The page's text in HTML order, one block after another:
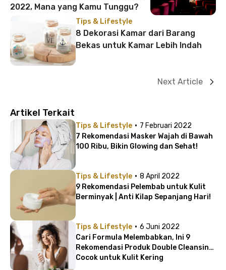
2022, Mana yang Kamu Tunggu?
Tips & Lifestyle
8 Dekorasi Kamar dari Barang
Bekas untuk Kamar Lebih Indah
Next Article
Artikel Terkait
Tips & Lifestyle · 7 Februari 2022
7 Rekomendasi Masker Wajah di Bawah
100 Ribu, Bikin Glowing dan Sehat!
Tips & Lifestyle · 8 April 2022
9 Rekomendasi Pelembab untuk Kulit
Berminyak | Anti Kilap Sepanjang Hari!
Tips & Lifestyle · 6 Juni 2022
Cari Formula Melembabkan, Ini 9
Rekomendasi Produk Double Cleansing
Cocok untuk Kulit Kering